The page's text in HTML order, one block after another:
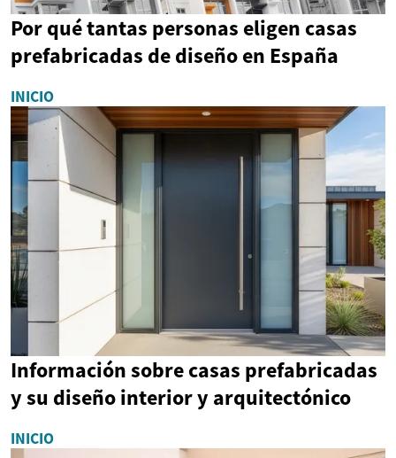
Por qué tantas personas eligen casas
prefabricadas de diseño en España
INICIO
Información sobre casas prefabricadas
y su diseño interior y arquitectónico
INICIO